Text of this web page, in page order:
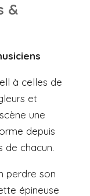
&
à celles de
et
une
depuis
de chacun.
perdre son
épineuse